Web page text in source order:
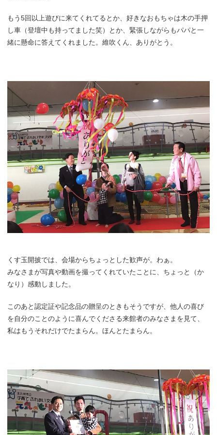
もう5回以上遊びに来てくれてるとか、好きなおもちゃは木の手押
し車（登壇中も持ってました笑）とか、緊張しながらもパパと一
緒に懸命に答えてくれました。維吹くん、ありがとう。
くす玉開披では、会場からちょっとした歓声が。わぁ。
みなさまが写真や動画を撮ってくれていたことに、ちょっと（か
なり）感動しました。
このあと認定証や記念品の贈呈のときもそうですが、他人の喜び
を自分のことのように喜んでくださる来館者のみなさまを見て、
私はもうそれだけでたまらん。ほんとたまらん。